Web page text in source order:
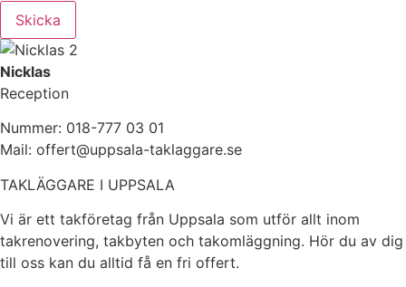
Skicka
Nicklas
Reception
Nummer: 018-777 03 01
Mail: offert@uppsala-taklaggare.se
TAKLÄGGARE I UPPSALA
Vi är ett takföretag från Uppsala som utför allt inom
takrenovering, takbyten och takomläggning. Hör du av dig
till oss kan du alltid få en fri offert.